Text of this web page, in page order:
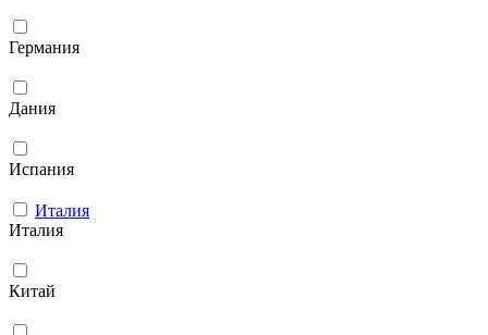
Германия
Дания
Испания
Италия
Италия
Китай